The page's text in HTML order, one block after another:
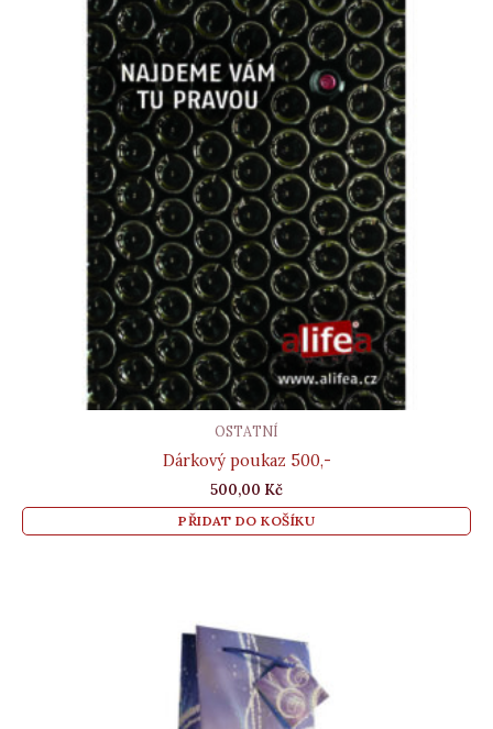
OSTATNÍ
Dárkový poukaz 500,-
500,00 Kč
PŘIDAT DO KOŠÍKU